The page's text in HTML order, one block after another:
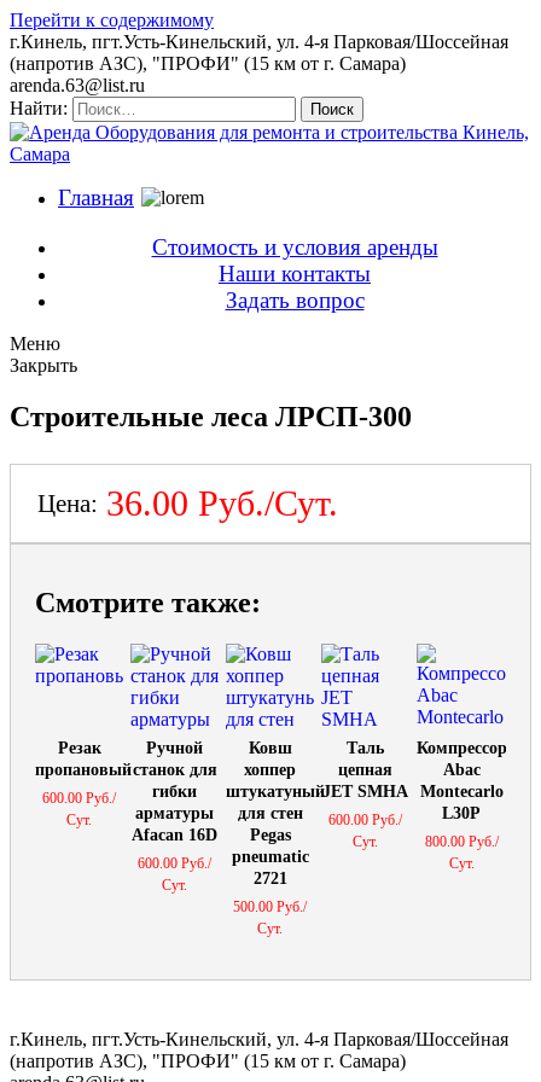
Перейти к содержимому
г.Кинель, пгт.Усть-Кинельский, ул. 4-я Парковая/Шоссейная
(напротив АЗС), "ПРОФИ" (15 км от г. Самара)
arenda.63@list.ru
Найти:
Поиск
Главная
Стоимость и условия аренды
Наши контакты
Задать вопрос
Меню
Закрыть
Строительные леса ЛРСП-300
Цена: 36.00 Руб./Сут.
Смотрите также:
Резак
пропановый
600.00 Руб./
Сут.
Ручной
станок для
гибки
арматуры
Afacan 16D
600.00 Руб./
Сут.
Ковш
хоппер
штукатуный
для стен
Pegas
pneumatic
2721
500.00 Руб./
Сут.
Таль
цепная
JET SMHA
600.00 Руб./
Сут.
Компрессор
Abac
Montecarlo
L30P
800.00 Руб./
Сут.
г.Кинель, пгт.Усть-Кинельский, ул. 4-я Парковая/Шоссейная
(напротив АЗС), "ПРОФИ" (15 км от г. Самара)